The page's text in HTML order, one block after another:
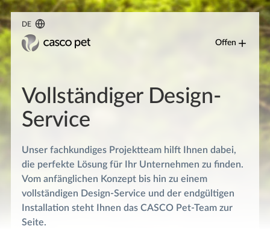
DE
Offen
Vollständiger Design-
Service
Unser fachkundiges Projektteam hilft Ihnen dabei,
die perfekte Lösung für Ihr Unternehmen zu finden.
Vom anfänglichen Konzept bis hin zu einem
vollständigen Design-Service und der endgültigen
Installation steht Ihnen das CASCO Pet-Team zur
Seite.